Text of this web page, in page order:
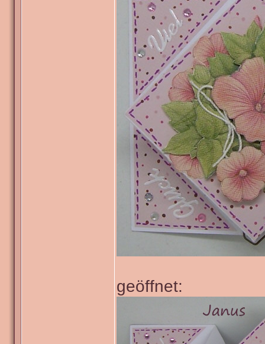
geöffnet: